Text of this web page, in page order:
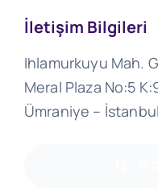
İletişim Bilgileri
Ihlamurkuyu Mah.
Meral Plaza No:5
Ümraniye –